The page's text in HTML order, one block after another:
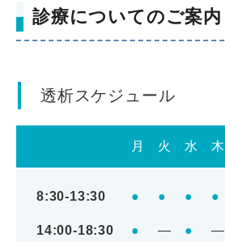
診療についてのご案内
透析スケジュール
月 火 水 木
8:30-13:30 ● ● ● ●
14:00-18:30 ● ― ● ―